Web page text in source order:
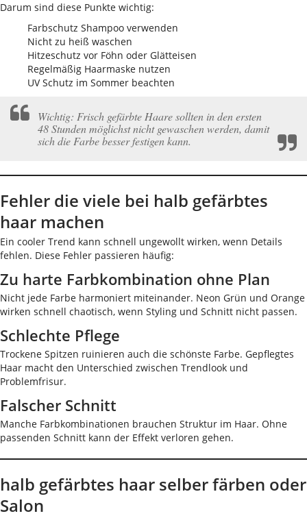
Darum sind diese Punkte wichtig:
Farbschutz Shampoo verwenden
Nicht zu heiß waschen
Hitzeschutz vor Föhn oder Glätteisen
Regelmäßig Haarmaske nutzen
UV Schutz im Sommer beachten
Wichtig: Frisch gefärbte Haare sollten in den ersten
48 Stunden möglichst nicht gewaschen werden, damit
sich die Farbe besser festigen kann.
Fehler die viele bei halb gefärbtes
haar machen
Ein cooler Trend kann schnell ungewollt wirken, wenn Details
fehlen. Diese Fehler passieren häufig:
Zu harte Farbkombination ohne Plan
Nicht jede Farbe harmoniert miteinander. Neon Grün und Orange
wirken schnell chaotisch, wenn Styling und Schnitt nicht passen.
Schlechte Pflege
Trockene Spitzen ruinieren auch die schönste Farbe. Gepflegtes
Haar macht den Unterschied zwischen Trendlook und
Problemfrisur.
Falscher Schnitt
Manche Farbkombinationen brauchen Struktur im Haar. Ohne
passenden Schnitt kann der Effekt verloren gehen.
halb gefärbtes haar selber färben oder
Salon